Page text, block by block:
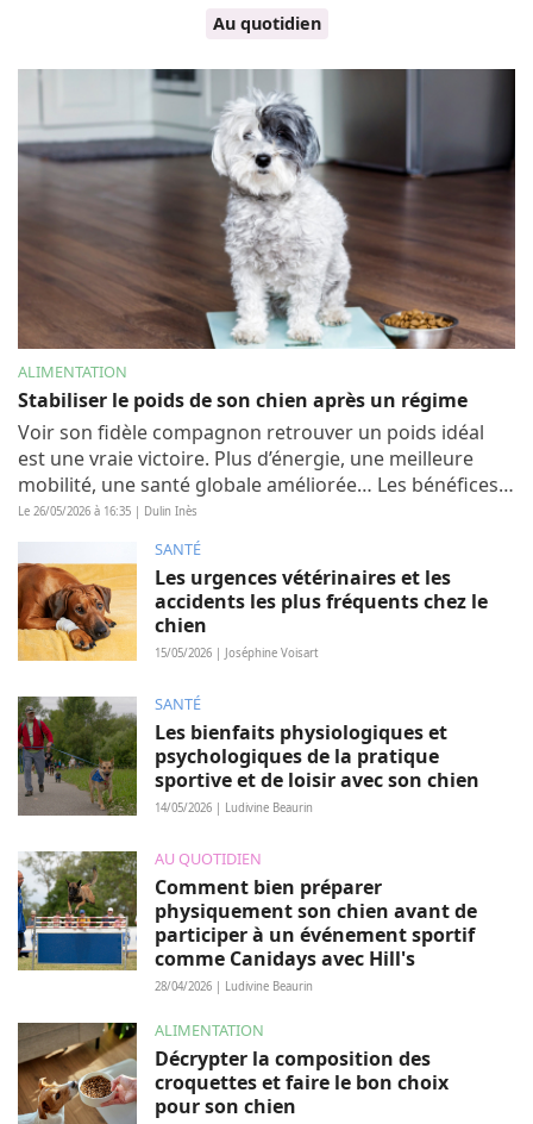
Au quotidien
ALIMENTATION
Stabiliser le poids de son chien après un régime
Voir son fidèle compagnon retrouver un poids idéal
est une vraie victoire. Plus d’énergie, une meilleure
mobilité, une santé globale améliorée… Les bénéfices
sont nombreux. Mais une fois...
Le 26/05/2026 à 16:35 | Dulin Inès
SANTÉ
Les urgences vétérinaires et les
accidents les plus fréquents chez le
chien
15/05/2026 | Joséphine Voisart
SANTÉ
Les bienfaits physiologiques et
psychologiques de la pratique
sportive et de loisir avec son chien
14/05/2026 | Ludivine Beaurin
AU QUOTIDIEN
Comment bien préparer
physiquement son chien avant de
participer à un événement sportif
comme Canidays avec Hill's
28/04/2026 | Ludivine Beaurin
ALIMENTATION
Décrypter la composition des
croquettes et faire le bon choix
pour son chien